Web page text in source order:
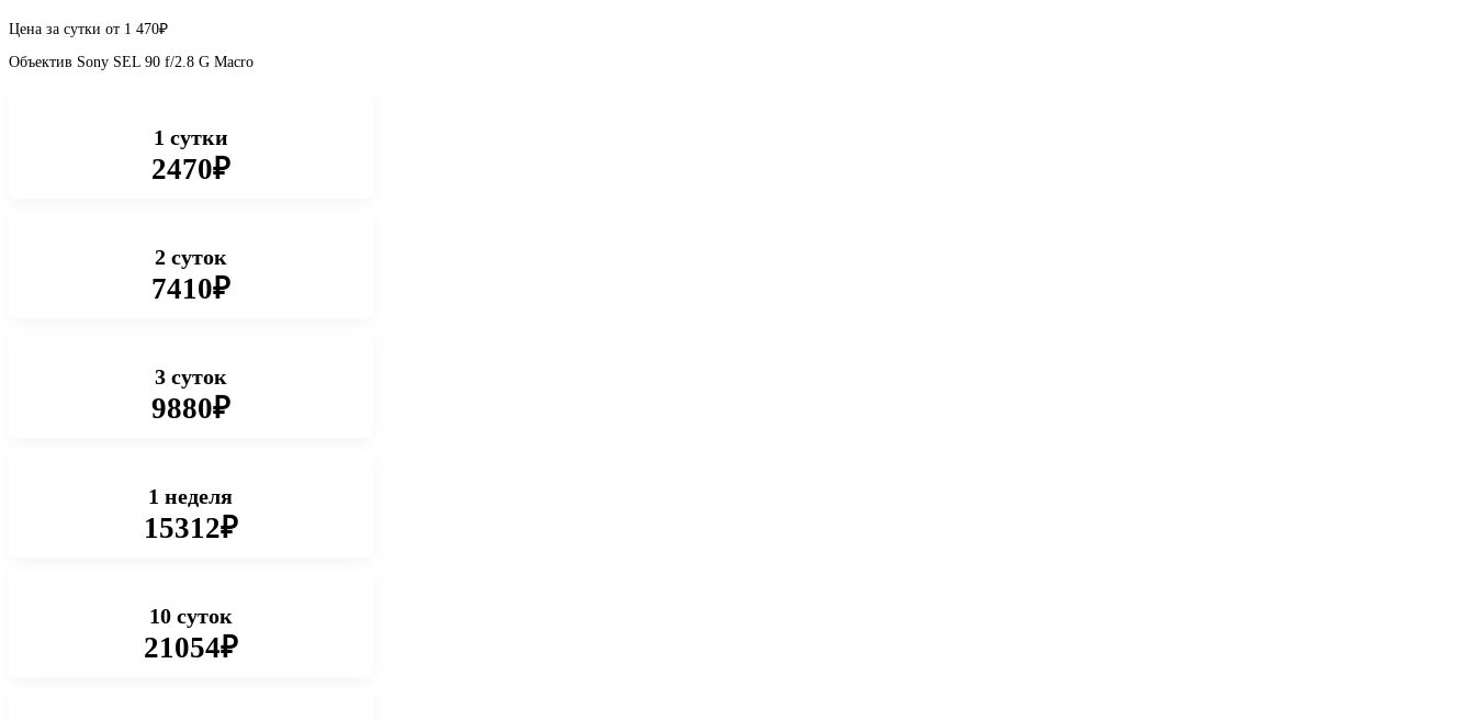
Цена за сутки от 1 470₽
Объектив Sony SEL 90 f/2.8 G Macro
1 сутки
2470₽
2 суток
7410₽
3 суток
9880₽
1 неделя
15312₽
10 суток
21054₽